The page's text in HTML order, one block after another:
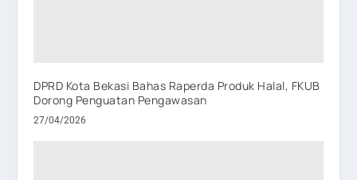
DPRD Kota Bekasi Bahas Raperda Produk Halal, FKUB
Dorong Penguatan Pengawasan
27/04/2026